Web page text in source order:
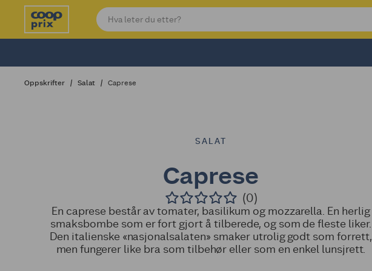
Oppskrifter Salat Caprese
SALAT
Caprese
(0)
En caprese består av tomater, basilikum og mozzarella. En herlig
smaksbombe som er fort gjort å tilberede, og som de fleste liker.
Den italienske «nasjonalsalaten» smaker utrolig godt som forrett,
men fungerer like bra som tilbehør eller som en enkel lunsjrett.